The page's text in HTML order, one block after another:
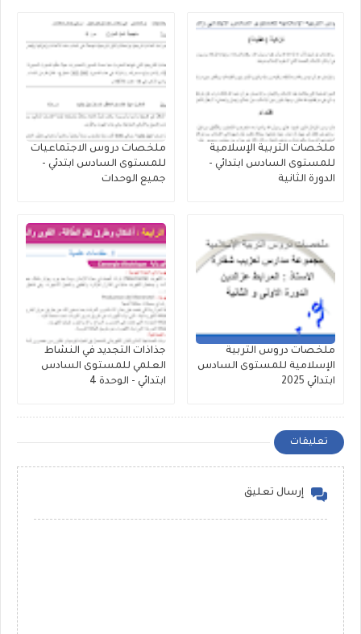
ملخصات التربية الإسلامية
للمستوى السادس ابتدائي -
الدورة الثانية
ملخصات دروس الاجتماعيات
للمستوى السادس ابتدئي -
جميع الوحدات
ملخصات دروس التربية
الإسلامية للمستوى السادس
ابتدائي 2025
جذاذات التجديد في النشاط
العلمي للمستوى السادس
ابتدائي - الوحدة 4
تعليقات
إرسال تعليق